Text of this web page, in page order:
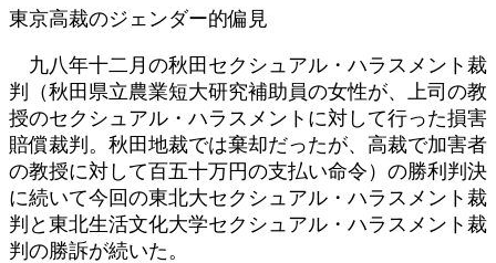
東京高裁のジェンダー的偏見
九八年十二月の秋田セクシュアル・ハラスメント裁
判（秋田県立農業短大研究補助員の女性が、上司の教
授のセクシュアル・ハラスメントに対して行った損害
賠償裁判。秋田地裁では棄却だったが、高裁で加害者
の教授に対して百五十万円の支払い命令）の勝利判決
に続いて今回の東北大セクシュアル・ハラスメント裁
判と東北生活文化大学セクシュアル・ハラスメント裁
判の勝訴が続いた。